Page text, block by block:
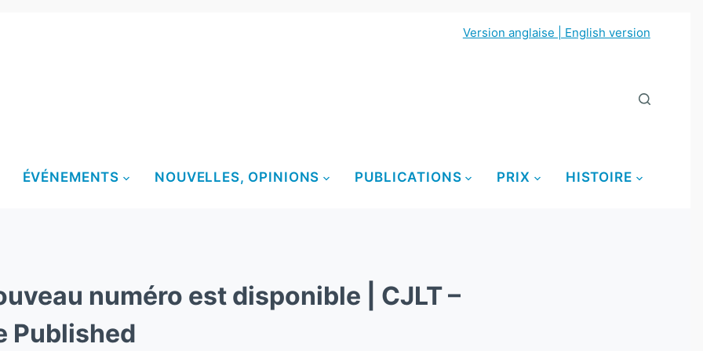
Version anglaise | English version
ÉVÉNEMENTS NOUVELLES, OPINIONS PUBLICATIONS PRIX HISTOIRE
numéro est disponible | CJLT –
Published